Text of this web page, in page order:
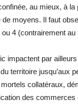
au mieux, à
moyens. Il faut
4 (contrairement
impactent par
territoire jusqu’aux
collatéraux,
des